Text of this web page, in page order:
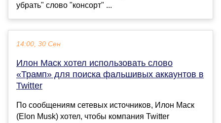
убрать" слово "консорт" ...
14:00, 30 Сен
Илон Маск хотел использовать слово
«Трамп» для поиска фальшивых аккаунтов в
Twitter
По сообщениям сетевых источников, Илон Маск
(Elon Musk) хотел, чтобы компания Twitter